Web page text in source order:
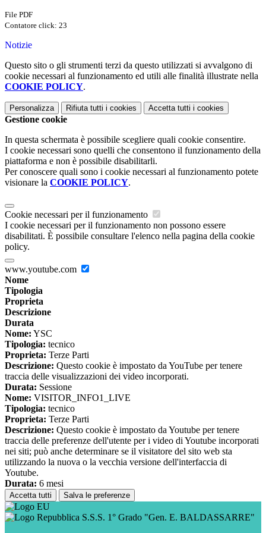
File PDF
Contatore click: 23
Notizie
Questo sito o gli strumenti terzi da questo utilizzati si avvalgono di
cookie necessari al funzionamento ed utili alle finalità illustrate nella
COOKIE POLICY.
Personalizza Rifiuta tutti i cookies Accetta tutti i cookies
Gestione cookie
In questa schermata è possibile scegliere quali cookie consentire.
I cookie necessari sono quelli che consentono il funzionamento della
piattaforma e non è possibile disabilitarli.
Per conoscere quali sono i cookie necessari al funzionamento potete
visionare la COOKIE POLICY.
Cookie necessari per il funzionamento
I cookie necessari per il funzionamento non possono essere
disabilitati. È possibile consultare l'elenco nella pagina della cookie
policy.
www.youtube.com
Nome
Tipologia
Proprieta
Descrizione
Durata
Nome: YSC
Tipologia: tecnico
Proprieta: Terze Parti
Descrizione: Questo cookie è impostato da YouTube per tenere
traccia delle visualizzazioni dei video incorporati.
Durata: Sessione
Nome: VISITOR_INFO1_LIVE
Tipologia: tecnico
Proprieta: Terze Parti
Descrizione: Questo cookie è impostato da Youtube per tenere
traccia delle preferenze dell'utente per i video di Youtube incorporati
nei siti; può anche determinare se il visitatore del sito web sta
utilizzando la nuova o la vecchia versione dell'interfaccia di
Youtube.
Durata: 6 mesi
Accetta tutti Salva le preferenze
S.S.S. 1° Grado "Gen. E. BALDASSARRE"